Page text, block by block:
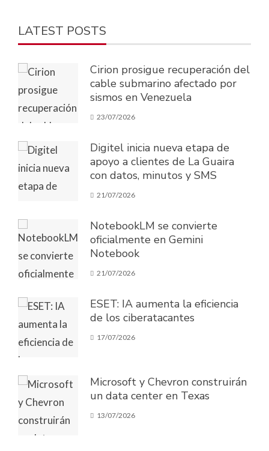
LATEST POSTS
Cirion prosigue recuperación del
cable submarino afectado por
sismos en Venezuela
23/07/2026
Digitel inicia nueva etapa de
apoyo a clientes de La Guaira
con datos, minutos y SMS
21/07/2026
NotebookLM se convierte
oficialmente en Gemini
Notebook
21/07/2026
ESET: IA aumenta la eficiencia
de los ciberatacantes
17/07/2026
Microsoft y Chevron construirán
un data center en Texas
13/07/2026